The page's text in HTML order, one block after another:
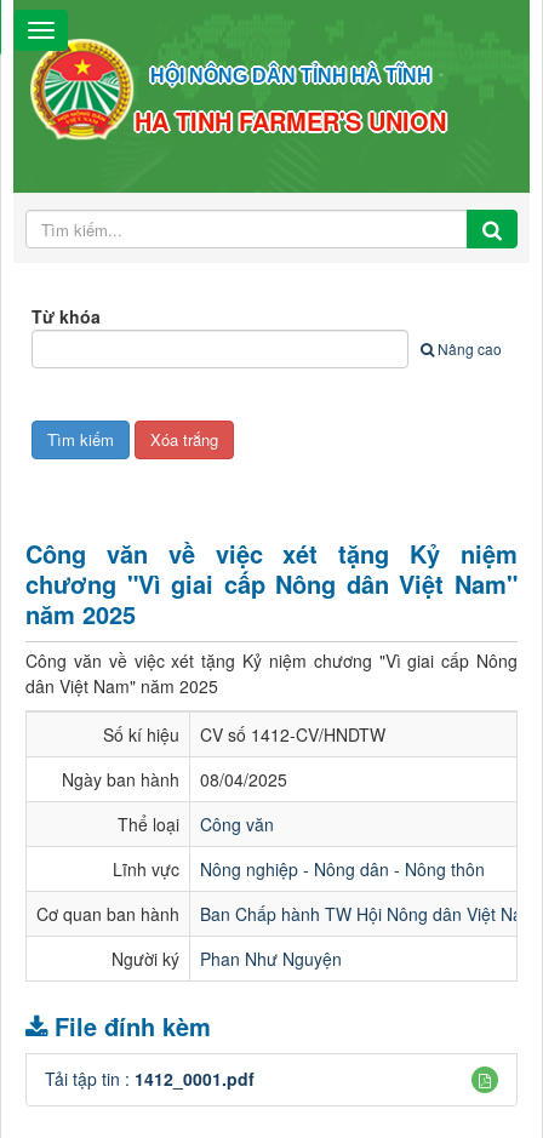
HỘI NÔNG DÂN TỈNH HÀ TĨNH
HA TINH FARMER'S UNION
Từ khóa
Nâng cao
Công văn về việc xét tặng Kỷ niệm
chương "Vì giai cấp Nông dân Việt Nam"
năm 2025
Công văn về việc xét tặng Kỷ niệm chương "Vì giai cấp Nông
dân Việt Nam" năm 2025
Số kí hiệu
CV số 1412-CV/HNDTW
Ngày ban hành
08/04/2025
Thể loại
Công văn
Lĩnh vực
Nông nghiệp - Nông dân - Nông thôn
Cơ quan ban hành
Ban Chấp hành TW Hội Nông dân Việt Nam
Người ký
Phan Như Nguyện
File đính kèm
Tải tập tin : 1412_0001.pdf